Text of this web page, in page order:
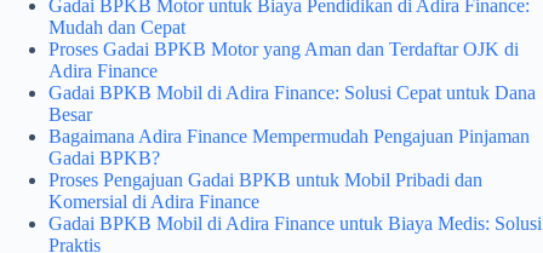
Gadai BPKB Motor untuk Biaya Pendidikan di Adira Finance:
Mudah dan Cepat
Proses Gadai BPKB Motor yang Aman dan Terdaftar OJK di
Adira Finance
Gadai BPKB Mobil di Adira Finance: Solusi Cepat untuk Dana
Besar
Bagaimana Adira Finance Mempermudah Pengajuan Pinjaman
Gadai BPKB?
Proses Pengajuan Gadai BPKB untuk Mobil Pribadi dan
Komersial di Adira Finance
Gadai BPKB Mobil di Adira Finance untuk Biaya Medis: Solusi
Praktis